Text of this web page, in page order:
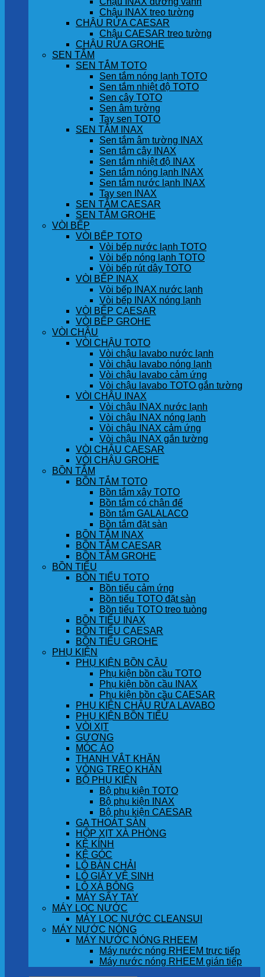
Chậu INAX treo tường
CHẬU RỬA CAESAR
Chậu CAESAR treo tường
CHẬU RỬA GROHE
SEN TẮM
SEN TẮM TOTO
Sen tắm nóng lạnh TOTO
Sen tắm nhiệt độ TOTO
Sen cây TOTO
Sen âm tường
Tay sen TOTO
SEN TẮM INAX
Sen tắm âm tường INAX
Sen tắm cây INAX
Sen tắm nhiệt độ INAX
Sen tắm nóng lạnh INAX
Sen tắm nước lạnh INAX
Tay sen INAX
SEN TẮM CAESAR
SEN TẮM GROHE
VÒI BẾP
VÒI BẾP TOTO
Vòi bếp nước lạnh TOTO
Vòi bếp nóng lạnh TOTO
Vòi bếp rút dây TOTO
VÒI BẾP INAX
Vòi bếp INAX nước lạnh
Vòi bếp INAX nóng lạnh
VÒI BẾP CAESAR
VÒI BẾP GROHE
VÒI CHẬU
VÒI CHẬU TOTO
Vòi chậu lavabo nước lạnh
Vòi chậu lavabo nóng lạnh
Vòi chậu lavabo cảm ứng
Vòi chậu lavabo TOTO gắn tường
VÒI CHẬU INAX
Vòi chậu INAX nước lạnh
Vòi chậu INAX nóng lạnh
Vòi chậu INAX cảm ứng
Vòi chậu INAX gắn tường
VÒI CHẬU CAESAR
VÒI CHẬU GROHE
BỒN TẮM
BỒN TẮM TOTO
Bồn tắm xây TOTO
Bồn tắm có chân đế
Bồn tắm GALALACO
Bồn tắm đặt sàn
BỒN TẮM INAX
BỒN TẮM CAESAR
BỒN TẮM GROHE
BỒN TIỂU
BỒN TIỂU TOTO
Bồn tiểu cảm ứng
Bồn tiểu TOTO đặt sàn
Bồn tiểu TOTO treo tuòng
BỒN TIỂU INAX
BỒN TIỂU CAESAR
BỒN TIỂU GROHE
PHỤ KIỆN
PHỤ KIỆN BỒN CẦU
Phụ kiện bồn cầu TOTO
Phụ kiện bồn cầu INAX
Phụ kiện bồn cầu CAESAR
PHỤ KIỆN CHẬU RỬA LAVABO
PHỤ KIỆN BỒN TIỂU
VÒI XỊT
GƯƠNG
MÓC ÁO
THANH VẮT KHĂN
VÒNG TREO KHĂN
BỘ PHỤ KIỆN
Bộ phụ kiện TOTO
Bộ phụ kiện INAX
Bộ phụ kiện CAESAR
GA THOÁT SÀN
HỘP XỊT XÀ PHÒNG
KỆ KÍNH
KỆ GÓC
LÔ BÀN CHẢI
LÔ GIẤY VỆ SINH
LÔ XÀ BÔNG
MÁY SẤY TAY
MÁY LỌC NƯỚC
MÁY LỌC NƯỚC CLEANSUI
MÁY NƯỚC NÓNG
MÁY NƯỚC NÓNG RHEEM
Máy nước nóng RHEEM trực tiếp
Máy nước nóng RHEEM gián tiếp